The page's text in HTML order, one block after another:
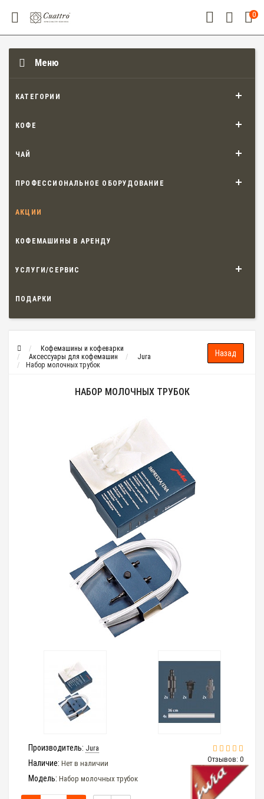
0
Меню
КАТЕГОРИИ
КОФЕ
ЧАЙ
ПРОФЕССИОНАЛЬНОЕ ОБОРУДОВАНИЕ
АКЦИИ
КОФЕМАШИНЫ В АРЕНДУ
УСЛУГИ/СЕРВИС
ПОДАРКИ
Кофемашины и кофеварки
Аксессуары для кофемашин
Jura
Набор молочных трубок
НАБОР МОЛОЧНЫХ ТРУБОК
Отзывов: 0
Производитель: Jura
Наличие: Нет в наличии
Модель: Набор молочных трубок